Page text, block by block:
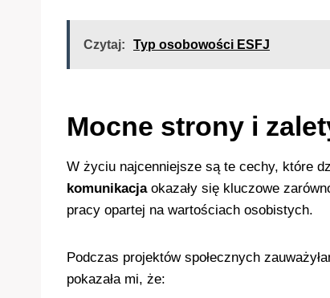
Czytaj: Typ osobowości ESFJ
Mocne strony i
W życiu najcenniejsze są te cechy, które
komunikacjaokazały się kluczowe
pracy opartej na wartościach osobistych.
Podczas projektów społecznych
pokazała mi, że: